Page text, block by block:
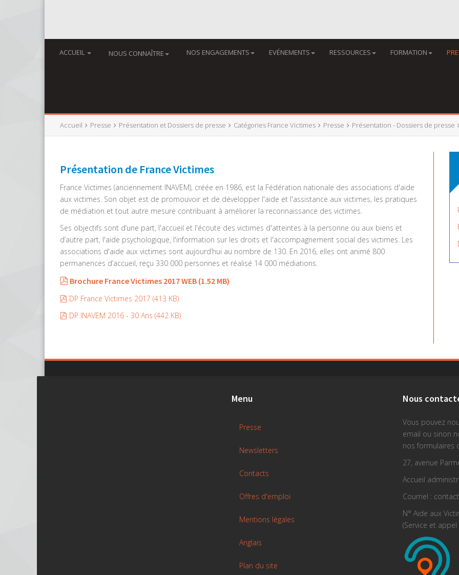
ACCUEIL NOUS CONNAÎTRE NOS ENGAGEMENTS EVÉNEMENTS RESSOURCES FORMATION
Accueil Presse Présentation et Dossiers de presse Catégories France Victimes Presse Présentation - Dossiers de presse
Présentation de France Victimes
France Victimes (anciennement INAVEM), créée en 1986, est la Fédération nationale des associations d'aide
aux victimes. Son objet est de promouvoir et de développer l'aide et l'assistance aux victimes, les pratiques
de médiation et tout autre mesure contribuant à améliorer la reconnaissance des victimes.
Ses objectifs sont d’une part, l'accueil et l'écoute des victimes d'atteintes à la personne ou aux biens et
d’autre part, l'aide psychologique, l'information sur les droits et l'accompagnement social des victimes. Les
associations d'aide aux victimes sont aujourd’hui au nombre de 130. En 2016, elles ont animé 800
permanences d’accueil, reçu 330 000 personnes et réalisé 14 000 médiations.
pdf
Brochure France Victimes 2017 WEB (1.52 MB)
pdf
DP France Victimes 2017 (413 KB)
pdf
DP INAVEM 2016 - 30 Ans (442 KB)
Menu
Presse
Newsletters
Contacts
Offres d'emploi
Mentions légales
Anglais
Plan du site
Nous
Vous pouvez
email ou sinon
nos formulaires
27, avenue
Accueil
Courriel :
N° Aide aux
(Service et